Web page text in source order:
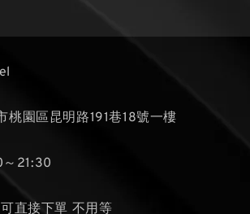
桃園區昆明路191巷18號一樓
21:30
直接下單 不用等